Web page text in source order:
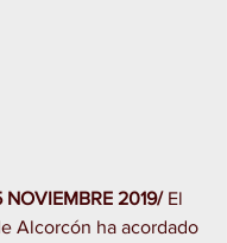
2019/ El
Alcorcón ha acordado